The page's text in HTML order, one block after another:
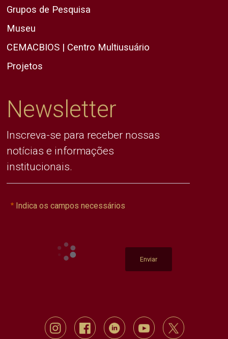
Grupos de Pesquisa
Museu
CEMACBIOS | Centro Multiusuário
Projetos
Newsletter
Inscreva-se para receber nossas
notícias e informações
institucionais.
Indica os campos necessários
Enviar